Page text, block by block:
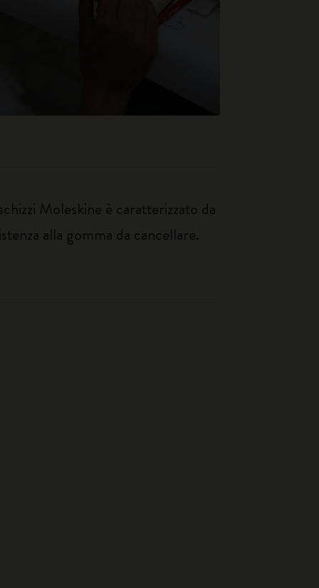
Moleskine è caratterizzato da
alla gomma da cancellare.